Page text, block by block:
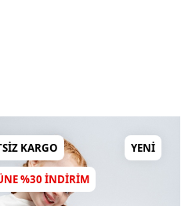
KARGO YENI
%30 INDIRIM